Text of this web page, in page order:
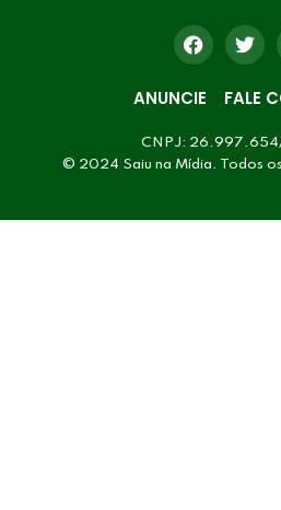
ANUNCIE FALE
CNPJ:
© 2024 Saiu na Mídia. Todos